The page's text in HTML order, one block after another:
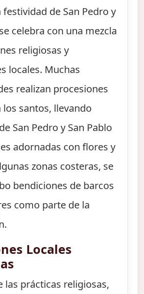
festividad de San Pedro y
celebra con una mezcla
religiosas y
locales. Muchas
realizan procesiones
los santos, llevando
San Pedro y San Pablo
adornadas con flores y
zonas costeras, se
bendiciones de barcos
como parte de la
Locales
las prácticas religiosas,